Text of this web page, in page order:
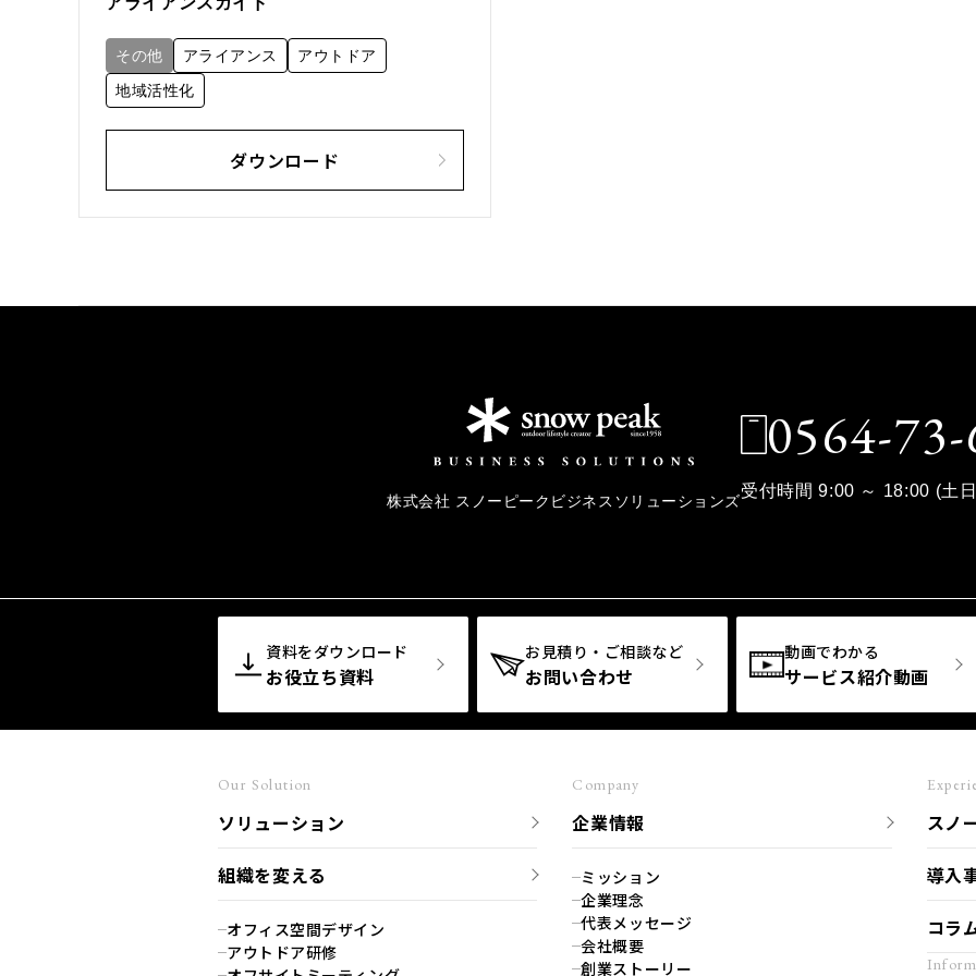
その他 アライアンス
アウトドア
地域活性化
ダウンロード
株式会社 スノーピークビジネスソリューションズ
0564-
受付時間 9:00 ～ 18:00 (土
資料をダウンロード
お役立ち資料
お見積り・ご相談など
お問い合わせ
動画でわかる
サービス紹介動画
Our Solution
ソリューション
組織を変える
オフィス空間デザイン
アウトドア研修
Company
企業情報
ミッション
企業理念
代表メッセージ
会社概要
創業ストーリー
スノ
導入
コラ